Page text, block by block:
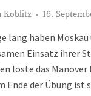
Koblitz · 16.
lang haben Moskau
Einsatz ihrer
löste das Manöver
Ende der Übung ist